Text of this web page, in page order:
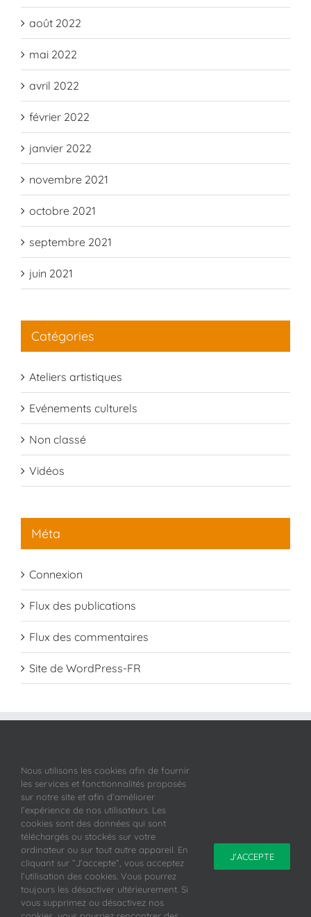
août 2022
mai 2022
avril 2022
février 2022
janvier 2022
novembre 2021
octobre 2021
septembre 2021
juin 2021
Catégories
Ateliers artistiques
Evénements culturels
Non classé
Vidéos
Méta
Connexion
Flux des publications
Flux des commentaires
Site de WordPress-FR
Copyright 2019 FRGS Clunisois |Conditions générales de vente
Politique de confidentialité -Mentions légales
Site Internet créé par Topaz Communication
Nous utilisons les cookies afin de fournir
les services et fonctionnalités proposés
sur notre site et afin d’améliorer
l’expérience de nos utilisateurs. Les
cookies sont des données qui sont
téléchargés ou stockés sur votre
ordinateur ou sur tout autre appareil. En
cliquant sur ”J’accepte”, vous acceptez
l’utilisation des cookies. Vous pourrez
toujours les désactiver ultérieurement. Si
vous supprimez ou désactivez nos
J'ACCEPTE